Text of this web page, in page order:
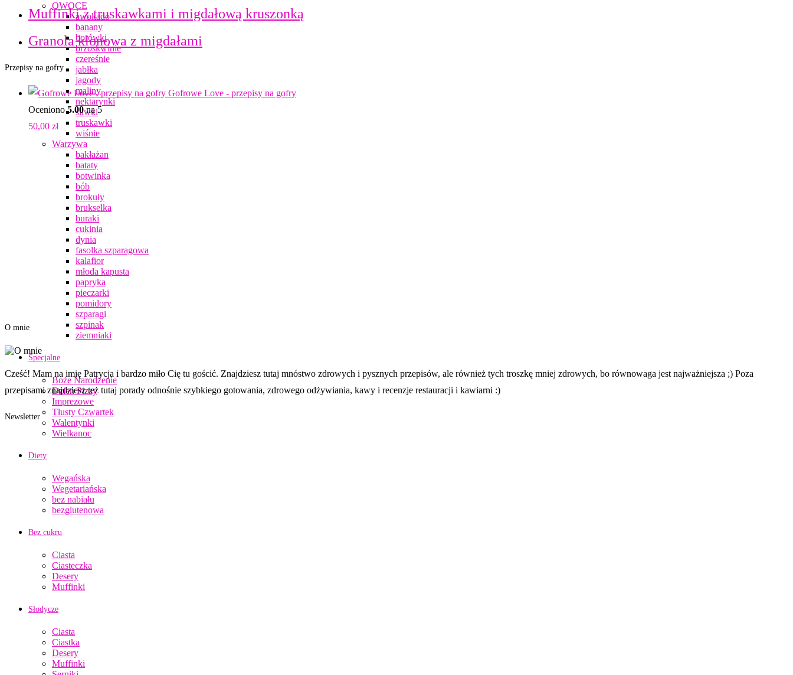
OWOCE
awokado
banany
borówki
brzoskwinie
czereśnie
jabłka
jagody
maliny
nektarynki
śliwki
truskawki
wiśnie
Warzywa
bakłażan
bataty
botwinka
bób
brokuły
brukselka
buraki
cukinia
dynia
fasolka szparagowa
kalafior
młoda kapusta
papryka
pieczarki
pomidory
szparagi
szpinak
ziemniaki
Specjalne
Boże Narodzenie
Dzień Pizzy
Imprezowe
Tłusty Czwartek
Walentynki
Wielkanoc
Diety
Wegańska
Wegetariańska
bez nabiału
bezglutenowa
Bez cukru
Ciasta
Ciasteczka
Desery
Muffinki
Słodycze
Ciasta
Ciastka
Desery
Muffinki
Muffinki z truskawkami i migdałową kruszonką
Granola klonowa z migdałami
Przepisy na gofry
Gofrowe Love - przepisy na gofry
Oceniono5.00na 5
50,00 zł
O mnie
Cześć! Mam na imię Patrycja i bardzo miło Cię tu gościć. Znajdziesz tutaj mnóstwo zdrowych i pysznych przepisów, ale również tych troszkę mniej zdrowych, bo równowaga jest najważniejsza ;) Poza
przepisami znajdziesz też tutaj porady odnośnie szybkiego gotowania, zdrowego odżywiania, kawy i recenzje restauracji i kawiarni :)
Newsletter